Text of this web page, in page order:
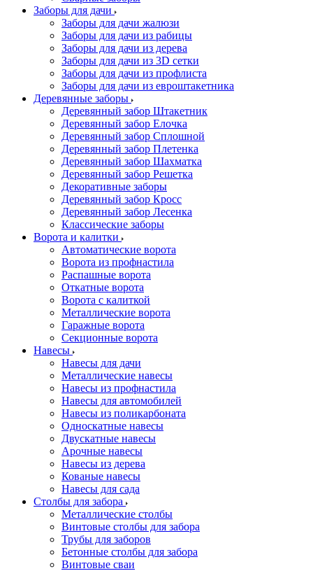
Заборы для дачи
Заборы для дачи жалюзи
Заборы для дачи из рабицы
Заборы для дачи из дерева
Заборы для дачи из 3D сетки
Заборы для дачи из профлиста
Заборы для дачи из евроштакетника
Деревянные заборы
Деревянный забор Штакетник
Деревянный забор Елочка
Деревянный забор Сплошной
Деревянный забор Плетенка
Деревянный забор Шахматка
Деревянный забор Решетка
Декоративные заборы
Деревянный забор Кросс
Деревянный забор Лесенка
Классические заборы
Ворота и калитки
Автоматические ворота
Ворота из профнастила
Распашные ворота
Откатные ворота
Ворота с калиткой
Металлические ворота
Гаражные ворота
Секционные ворота
Навесы
Навесы для дачи
Металлические навесы
Навесы из профнастила
Навесы для автомобилей
Навесы из поликарбоната
Односкатные навесы
Двускатные навесы
Арочные навесы
Навесы из дерева
Кованые навесы
Навесы для сада
Столбы для забора
Металлические столбы
Винтовые столбы для забора
Трубы для заборов
Бетонные столбы для забора
Винтовые сваи